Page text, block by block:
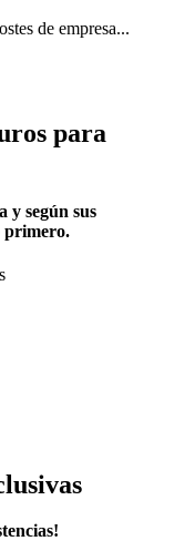
de empresa...
para
y según sus
primero.